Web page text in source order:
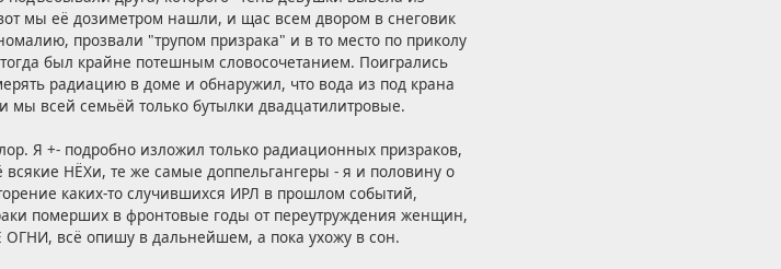
мы её дозиметром нашли, и щас всем двором в снеговик
прозвали "трупом призрака" и в то место по приколу
был крайне потешным словосочетанием. Поигрались
радиацию в доме и обнаружил, что вода из под крана
мы всей семьёй только бутылки двадцатилитровые.
Я +- подробно изложил только радиационных призраков,
НЁХи, те же самые доппельгангеры - я и половину о
каких-то случившихся ИРЛ в прошлом событий,
померших в фронтовые годы от переутруждения женщин,
всё опишу в дальнейшем, а пока ухожу в сон.